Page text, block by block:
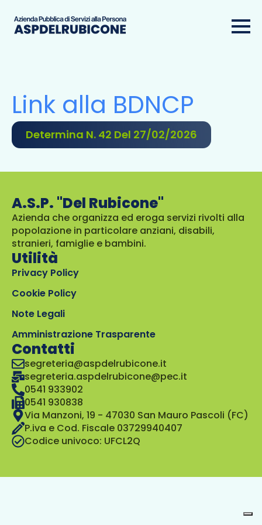
Link alla BDNCP
Determina N. 42 Del 27/02/2026
A.S.P. "Del Rubicone"
Azienda che organizza ed eroga servizi rivolti alla
popolazione in particolare anziani, disabili,
stranieri, famiglie e bambini.
Utilità
Privacy Policy
Cookie Policy
Note Legali
Amministrazione Trasparente
Contatti
segreteria@aspdelrubicone.it
segreteria.aspdelrubicone@pec.it
0541 933902
0541 930838
Via Manzoni, 19 - 47030 San Mauro Pascoli (FC)
P.iva e Cod. Fiscale 03729940407
Codice univoco: UFCL2Q